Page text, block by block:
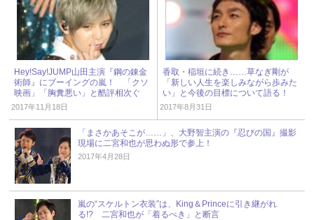
Hey!Say!JUMP山田主演『鋼の錬金
術師』にブーイングの嵐！ 「クソ
映画」「胸糞悪い」と酷評相次ぐ
2017年11月18日
香取・稲垣に続き……草なぎ剛が
「新しい人生を楽しみながら歩みた
い」と今後の目標について語る！
2017年8月31日
「まさかあそこが……」、大野智主演の『忍びの国』撮影
現場に二宮和也が思わぬ形で参上！
2017年4月28日
嵐の“スケルトン衣装”は、King＆Princeに引き継がれ
る!? 二宮和也が「着るべき」と断言